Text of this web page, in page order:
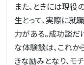
また、ときには現役
生とって、実際に
力がある。成功談だ
な体験談は、これ
きな励みとなり、モ